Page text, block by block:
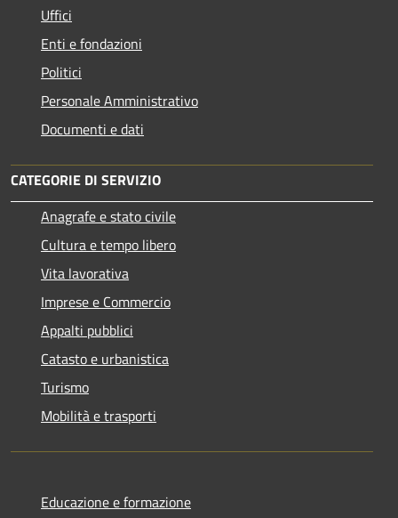
Uffici
Enti e fondazioni
Politici
Personale Amministrativo
Documenti e dati
CATEGORIE DI SERVIZIO
Anagrafe e stato civile
Cultura e tempo libero
Vita lavorativa
Imprese e Commercio
Appalti pubblici
Catasto e urbanistica
Turismo
Mobilità e trasporti
Educazione e formazione